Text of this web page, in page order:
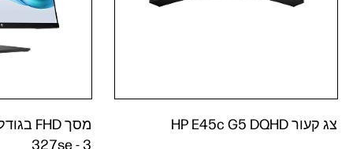
3‏ - 327se
צג קעור HP E45c G5 DQHD